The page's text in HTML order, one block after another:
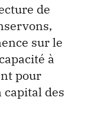
de
sur le
à
pour
capital des